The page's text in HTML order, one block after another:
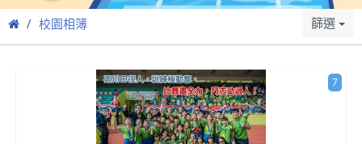
校園相簿 篩選
7